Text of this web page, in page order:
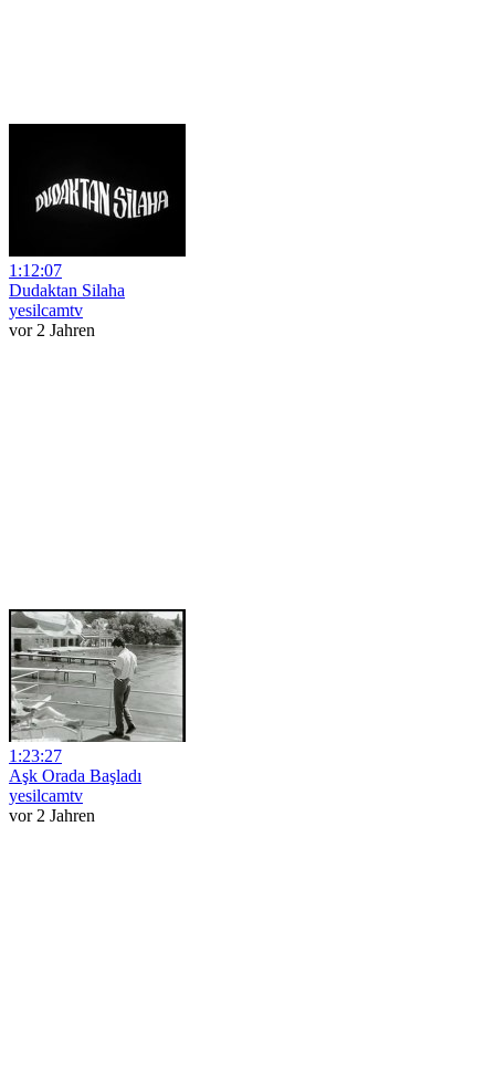
1:12:07
Dudaktan Silaha
yesilcamtv
vor 2 Jahren
1:23:27
Aşk Orada Başladı
yesilcamtv
vor 2 Jahren